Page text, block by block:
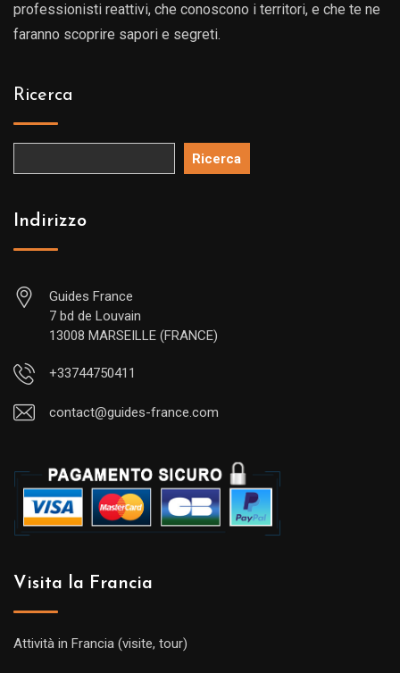
professionisti reattivi, che conoscono i territori, e che te ne
faranno scoprire sapori e segreti.
Ricerca
Ricerca
Indirizzo
Guides France
7 bd de Louvain
13008 MARSEILLE (FRANCE)
+33744750411
contact@guides-france.com
Visita la Francia
Attività in Francia (visite, tour)